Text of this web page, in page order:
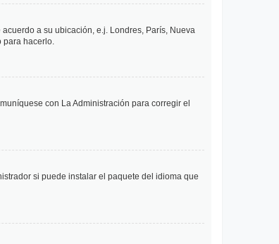
a su ubicación, e.j. Londres, París, Nueva
para hacerlo.
con La Administración para corregir el
si puede instalar el paquete del idioma que